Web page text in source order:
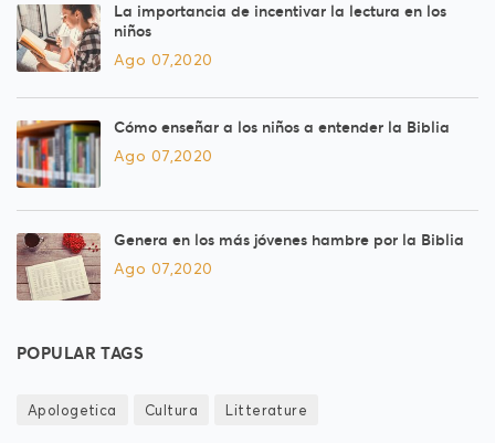
La importancia de incentivar la lectura en los
niños
Ago 07,2020
Cómo enseñar a los niños a entender la Biblia
Ago 07,2020
Genera en los más jóvenes hambre por la Biblia
Ago 07,2020
POPULAR TAGS
Apologetica Cultura Litterature